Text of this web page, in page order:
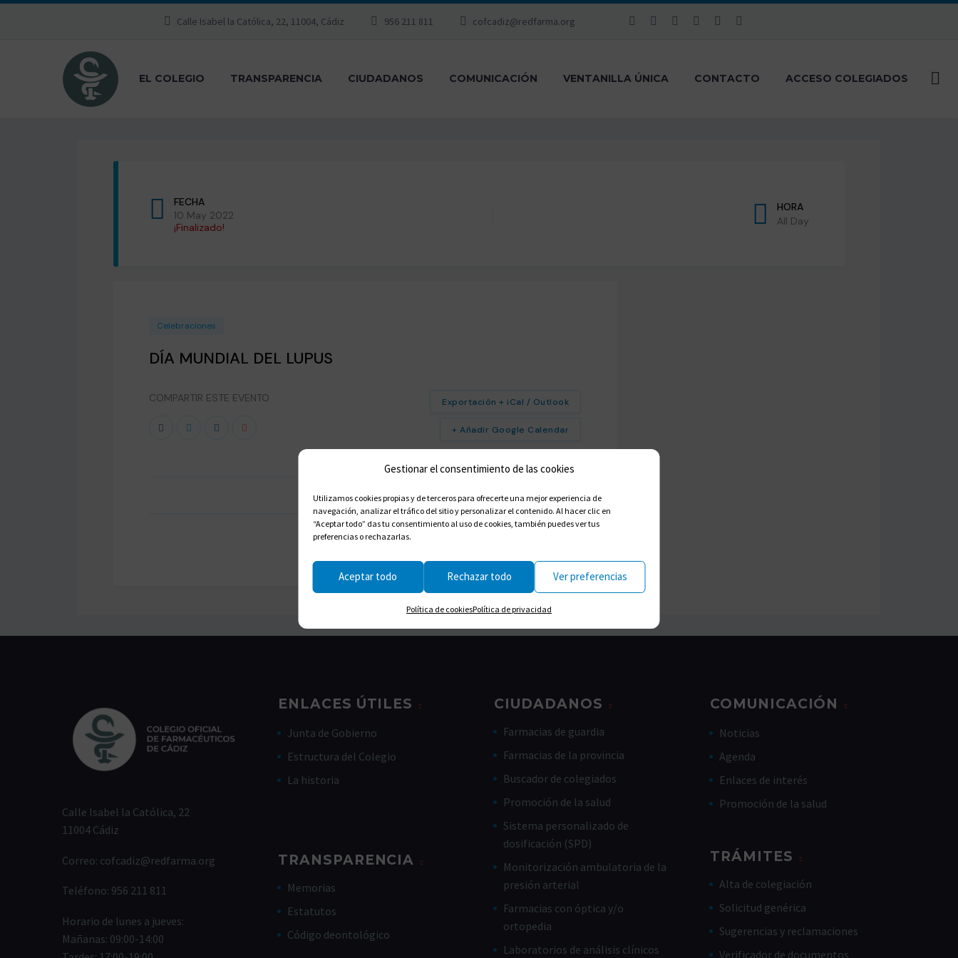
Gestionar el consentimiento de las cookies
Utilizamos cookies propias y de terceros para ofrecerte una mejor experiencia de
navegación, analizar el tráfico del sitio y personalizar el contenido. Al hacer clic en
“Aceptar todo” das tu consentimiento al uso de cookies, también puedes ver tus
preferencias o rechazarlas.
Aceptar todo Rechazar todo Ver preferencias
Política de cookiesPolítica de privacidad
Calle Isabel la Católica, 22, 11004, Cádiz 956 211 811 cofcadiz@redfarma.org
EL COLEGIO TRANSPARENCIA CIUDADANOS COMUNICACIÓN VENTANILLA ÚNICA CONTACTO ACCESO COLEGIADOS
FECHA
10 May 2022
¡Finalizado!
HORA
All Day
Celebraciones
DÍA MUNDIAL DEL LUPUS
COMPARTIR ESTE EVENTO
+ Añadir Google Calendar
Exportación + iCal / Outlook
Calle Isabel la Católica, 22
11004 Cádiz
Correo: cofcadiz@redfarma.org
Teléfono: 956 211 811
Horario de lunes a jueves:
Mañanas: 09:00-14:00
ENLACES ÚTILES
Junta de Gobierno
Estructura del Colegio
La historia
TRANSPARENCIA
Memorias
Estatutos
Código deontológico
CIUDADANOS
Farmacias de guardia
Farmacias de la provincia
Buscador de colegiados
Promoción de la salud
Sistema personalizado de
dosificación (SPD)
Monitorización ambulatoria de la
presión arterial
Farmacias con óptica y/o
ortopedia
Laboratorios de análisis clínicos
COMUNICACIÓN
Noticias
Agenda
Enlaces de interés
Promoción de la salud
TRÁMITES
Alta de colegiación
Solicitud genérica
Sugerencias y reclamaciones
Verificador de documentos